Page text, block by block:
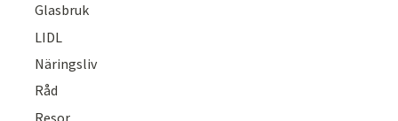
Glasbruk
LIDL
Näringsliv
Råd
Resor